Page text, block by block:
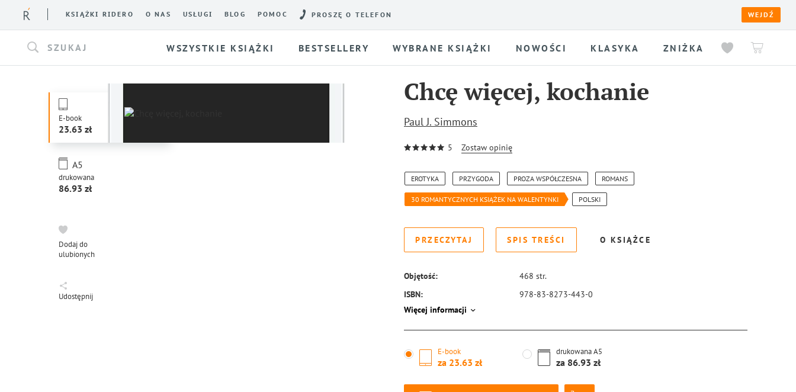
KSIĄŻKI RIDERO O NAS USŁUGI BLOG POMOC PROSZĘ O TELEFON WEJDŹ
SZUKAJ WSZYSTKIE KSIĄŻKI BESTSELLERY WYBRANE KSIĄŻKI NOWOŚCI KLASYKA ZNIŻKA
E-book
23.63
drukowana
A5
86.93
Dodaj do
ulubionych
Udostępnij
Chcę więcej, kochanie
Paul J. Simmons
5 Zostaw opinię
EROTYKA PRZYGODA PROZA WSPÓŁCZESNA ROMANS
30 ROMANTYCZNYCH KSIĄŻEK NA WALENTYNKI POLSKI
PRZECZYTAJ SPIS TREŚCI O KSIĄŻCE
Objętość: 468 str.
ISBN:
978-83-8273-443-0
Więcej informacji
E-book
za 23.63
drukowanaA5
za 86.93